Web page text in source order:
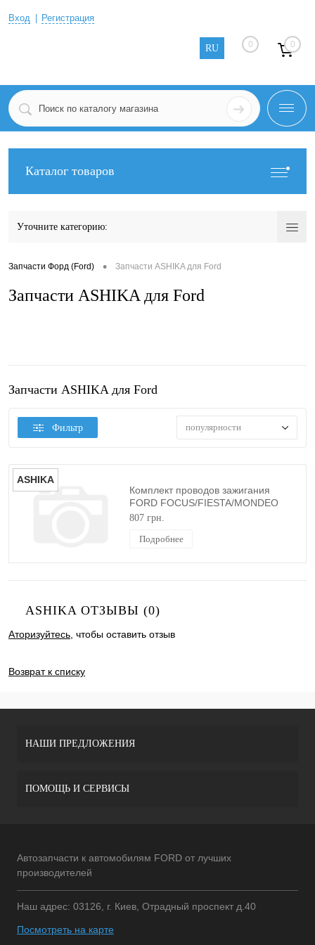
Вход Регистрация
RU 0 0
Каталог товаров
Уточните категорию:
Запчасти Форд (Ford) • Запчасти ASHIKA для Ford
Запчасти ASHIKA для Ford
Запчасти ASHIKA для Ford
Фильтр популярности
ASHIKA
Комплект проводов зажигания
FORD FOCUS/FIESTA/MONDEO
1998-2012 (1.25/1.4/1.6 ZETEC)
807 грн.
Подробнее
ASHIKA ОТЗЫВЫ (0)
Аторизуйтесь , чтобы оставить отзыв
Возврат к списку
НАШИ ПРЕДЛОЖЕНИЯ
ПОМОЩЬ И СЕРВИСЫ
Автозапчасти к автомобилям FORD от лучших
производителей
Наш адрес: 03126, г. Киев, Отрадный проспект д.40
Посмотреть на карте